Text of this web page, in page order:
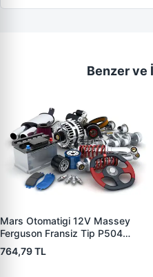
Benzer ve
Mars Otomatigi 12V Massey
Ferguson Fransiz Tip P504
P505 Xxx | ZM 0560
764,79 TL